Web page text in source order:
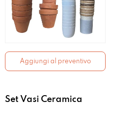
Aggiungi al preventivo
Set Vasi Ceramica